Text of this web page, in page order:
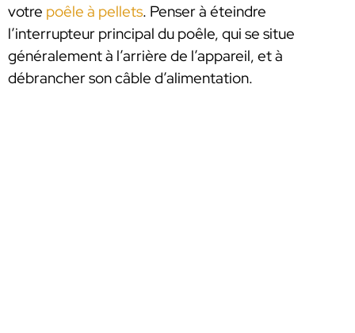
votre poêle à pellets. Penser à éteindre
l’interrupteur principal du poêle, qui se situe
généralement à l’arrière de l’appareil, et à
débrancher son câble d’alimentation.